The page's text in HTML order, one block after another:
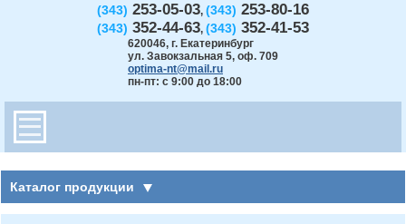
(343) 253-05-03, (343) 253-80-16
(343) 352-44-63, (343) 352-41-53
620046, г. Екатеринбург
ул. Завокзальная 5, оф. 709
optima-nt@mail.ru
пн-пт: с 9:00 до 18:00
Каталог продукции